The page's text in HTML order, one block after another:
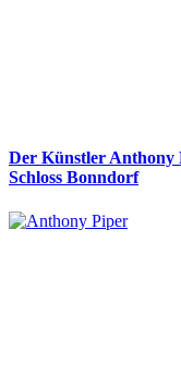
Der Künstler Anthony
Schloss Bonndorf